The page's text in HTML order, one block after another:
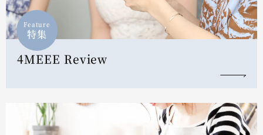
Feature
特集
4MEEE Review